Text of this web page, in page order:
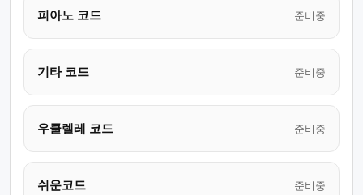
피아노 코드 준비중
기타 코드 준비중
우쿨렐레 코드 준비중
쉬운코드 준비중